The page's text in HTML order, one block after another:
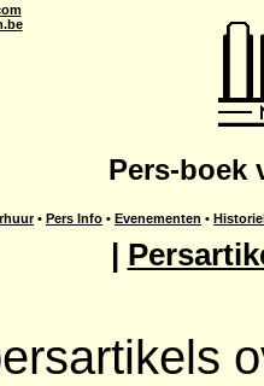
Pers-boek
• Pers Info • Evenementen •